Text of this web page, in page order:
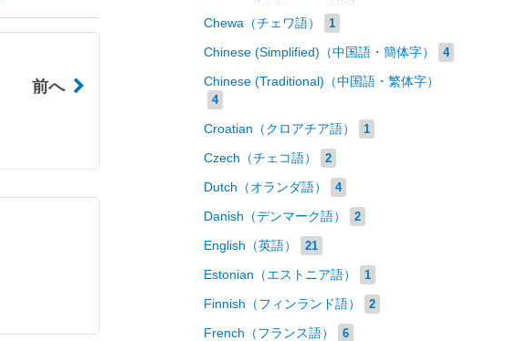
前へ
Chewa（チェワ語） 1
Chinese (Simplified)（中国語・簡体字） 4
Chinese (Traditional)（中国語・繁体字）
4
Croatian（クロアチア語） 1
Czech（チェコ語） 2
Dutch（オランダ語） 4
Danish（デンマーク語） 2
English（英語） 21
Estonian（エストニア語） 1
Finnish（フィンランド語） 2
French（フランス語） 6